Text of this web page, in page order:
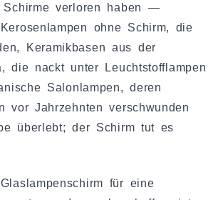
Schirme verloren haben —
Kerosenlampen ohne Schirm, die
Keramikbasen aus der
die nackt unter Leuchtstofflampen
Salonlampen, deren
vor Jahrzehnten verschwunden
überlebt; der Schirm tut es
für eine